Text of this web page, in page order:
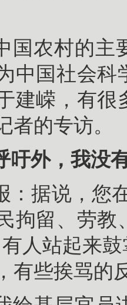
国农村的主
中国社会
建嵘，有
者的专访。
吁外，我没
：据说，您
拘留、劳教
人站起来
有些挨骂的